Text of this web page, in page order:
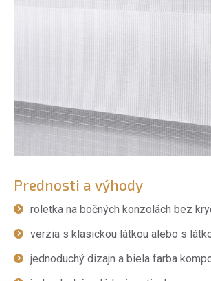
Prednosti a výhody
roletka na bočných konzolách bez
verzia s klasickou látkou alebo s
jednoduchý dizajn a biela farba